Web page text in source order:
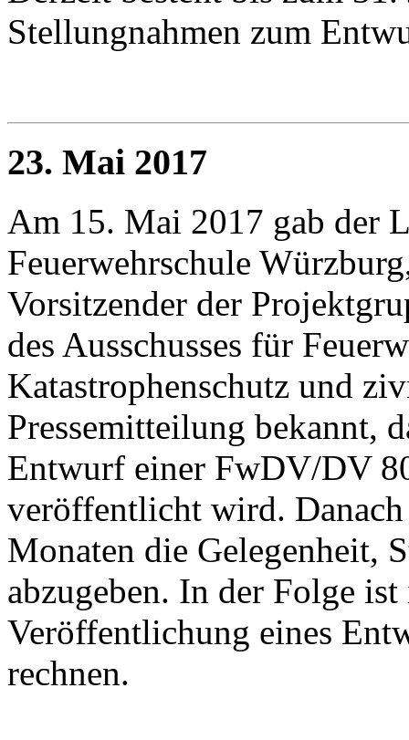
Stellungnahmen zum
23. Mai 2017
Am 15. Mai 2017 gab der
Feuerwehrschule
Vorsitzender der
des Ausschusses für
Katastrophenschutz und
Pressemitteilung bekannt,
Entwurf einer FwDV/DV
veröffentlicht wird.
Monaten die Gelegenheit,
abzugeben. In der Folge
Veröffentlichung eines
rechnen.